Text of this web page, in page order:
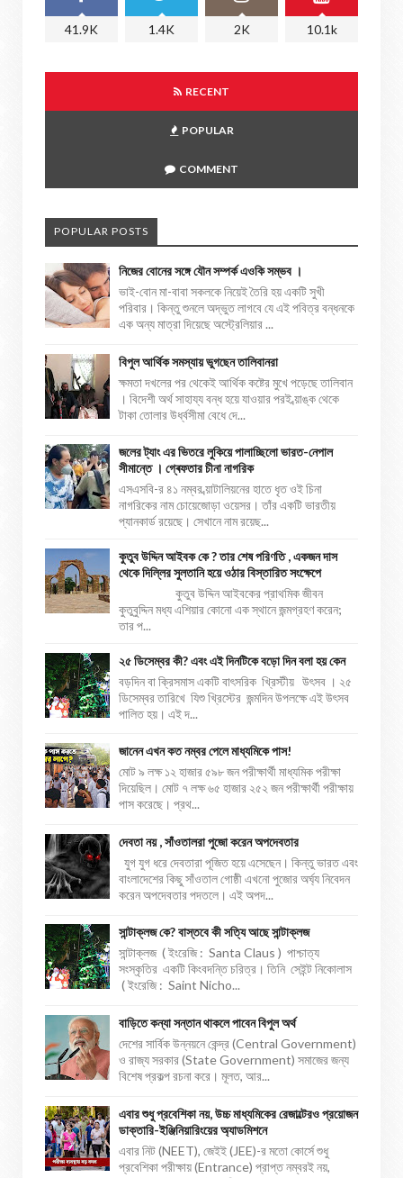
41.9K 1.4K 2K 10.1k
RECENT
POPULAR
COMMENT
POPULAR POSTS
নিজের বোনের সঙ্গে যৌন সম্পর্ক এওকি সম্ভব ।
ভাই-বোন মা-বাবা সকলকে নিয়েই তৈরি হয় একটি সুখী
পরিবার। কিন্তু শুনলে অদ্ভুত লাগবে যে এই পবিত্র বন্ধনকে
এক অন্য মাত্রা দিয়েছে অস্ট্রেলিয়ার ...
বিপুল আর্থিক সমস্যায় ভুগছেন তালিবানরা
ক্ষমতা দখলের পর থেকেই আর্থিক কষ্টের মুখে পড়েছে তালিবান
। বিদেশী অর্থ সাহায্য বন্ধ হয়ে যাওয়ার পরই ব্য়াঙ্ক থেকে
টাকা তোলার উর্ধ্বসীমা বেধে দে...
জলের ট্যাং এর ভিতরে লুকিয়ে পালাচ্ছিলো ভারত-নেপাল
সীমান্তে । গ্ৰেফতার চীনা নাগরিক
এসএসবি-র ৪১ নম্বর ব্য়াটালিয়নের হাতে ধৃত ওই চিনা
নাগরিকের নাম চোয়েজোড়া ওয়েসর। তাঁর একটি ভারতীয়
প্যানকার্ড রয়েছে। সেখানে নাম রয়েছ...
কুতুব উদ্দিন আইবক কে ? তার শেষ পরিণতি , একজন দাস
থেকে দিল্লির সুলতানি হয়ে ওঠার বিস্তারিত সংক্ষেপে
কুতুব উদ্দিন আইবকের প্রাথমিক জীবন
কুতুবুদ্দিন মধ্য এশিয়ার কোনো এক স্থানে জন্মগ্রহণ করেন;
তার প...
২৫ ডিসেম্বর কী? এবং এই দিনটিকে বড়ো দিন বলা হয় কেন
বড়দিন বা ক্রিসমাস একটি বাৎসরিক খ্রিস্টীয় উৎসব । ২৫
ডিসেম্বর তারিখে যিশু খ্রিস্টের জন্মদিন উপলক্ষে এই উৎসব
পালিত হয়। এই দ...
জানেন এখন কত নম্বর পেলে মাধ্যমিকে পাস!
মোট ৯ লক্ষ ১২ হাজার ৫৯৮ জন পরীক্ষার্থী মাধ্যমিক পরীক্ষা
দিয়েছিল। মোট ৭ লক্ষ ৬৫ হাজার ২৫২ জন পরীক্ষার্থী পরীক্ষায়
পাস করেছে। প্রথ...
দেবতা নয় , সাঁওতালরা পুজো করেন অপদেবতার
যুগ যুগ ধরে দেবতারা পূজিত হয়ে এসেছেন। কিন্তু ভারত এবং
বাংলাদেশের কিছু সাঁওতাল গোষ্ঠী এখনো পুজোর অর্ঘ্য নিবেদন
করেন অপদেবতার পদতলে। এই অপদ...
সান্টাক্লজ কে? বাস্তবে কী সত্যি আছে সান্টাক্লজ
সান্টাক্লজ ( ইংরেজি : Santa Claus ) পাশ্চাত্য
সংস্কৃতির একটি কিংবদন্তি চরিত্র। তিনি সেইন্ট নিকোলাস
( ইংরেজি : Saint Nicho...
বাড়িতে কন্যা সন্তান থাকলে পাবেন বিপুল অর্থ
দেশের সার্বিক উন্নয়নে কেন্দ্র (Central Government)
ও রাজ্য সরকার (State Government) সমাজের জন্য
বিশেষ প্রকল্প রচনা করে। মূলত, আর...
এবার শুধু প্রবেশিকা নয়, উচ্চ মাধ্যমিকের রেজাল্টেরও প্রয়োজন
ডাক্তারি-ইঞ্জিনিয়ারিংয়ের অ্যাডমিশনে
এবার নিট (NEET), জেইই (JEE)-র মতো কোর্সে শুধু
প্রবেশিকা পরীক্ষায় (Entrance) প্রাপ্ত নম্বরই নয়,